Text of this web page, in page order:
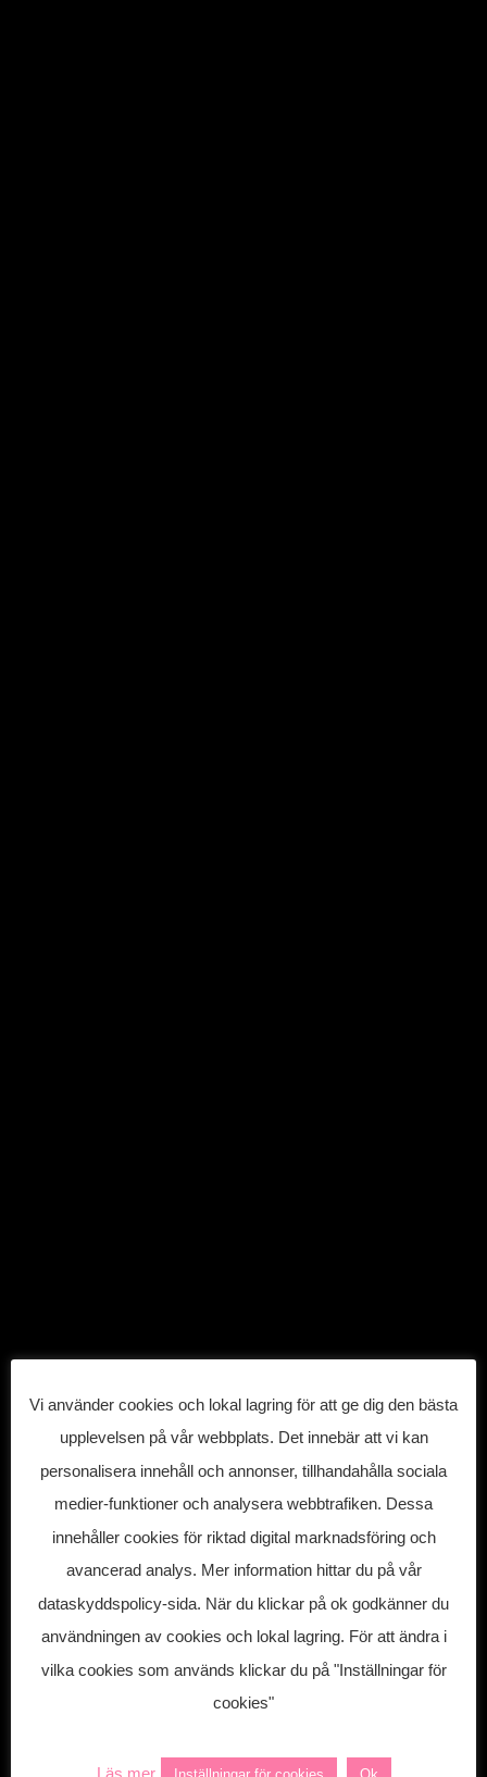
Vi använder cookies och lokal lagring för att ge dig den bästa
upplevelsen på vår webbplats. Det innebär att vi kan
personalisera innehåll och annonser, tillhandahålla sociala
medier-funktioner och analysera webbtrafiken. Dessa
innehåller cookies för riktad digital marknadsföring och
avancerad analys. Mer information hittar du på vår
dataskyddspolicy-sida. När du klickar på ok godkänner du
användningen av cookies och lokal lagring. För att ändra i
vilka cookies som används klickar du på "Inställningar för
cookies"
Läs mer